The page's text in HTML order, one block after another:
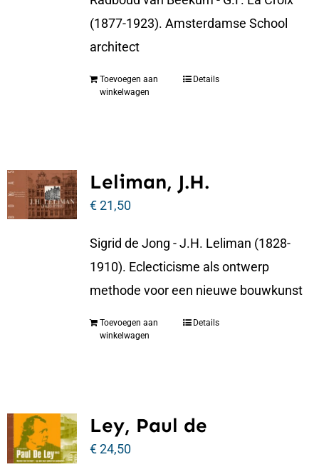
(1877-1923). Amsterdamse School
architect
Toevoegen aan
winkelwagen
Details
Leliman, J.H.
€21,50
Sigrid de Jong - J.H. Leliman (1828-
1910). Eclecticisme als ontwerp
methode voor een nieuwe bouwkunst
Toevoegen aan
winkelwagen
Details
Ley, Paul de
€24,50